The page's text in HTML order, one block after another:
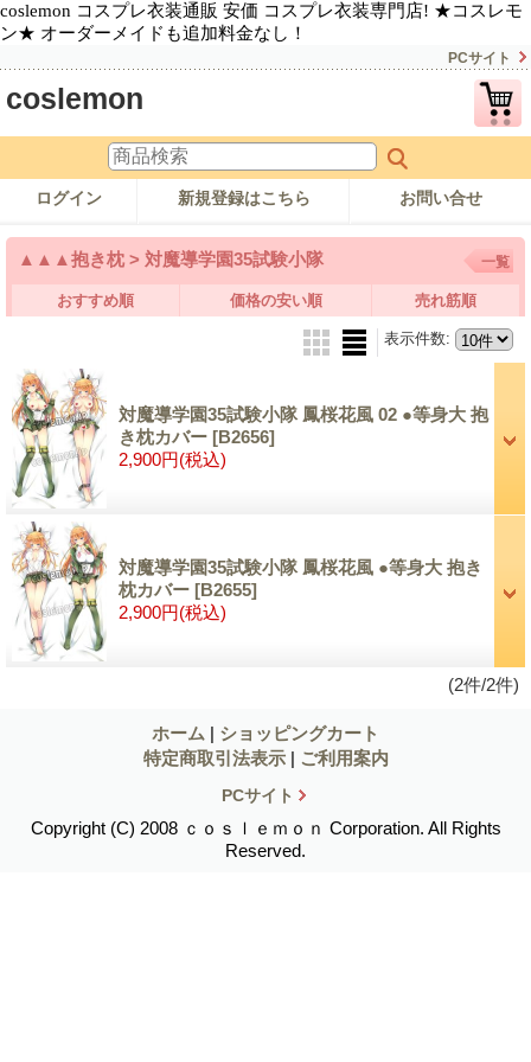
coslemon コスプレ衣装通販 安価 コスプレ衣装専門店! ★コスレモ
ン★ オーダーメイドも追加料金なし！
PCサイト
coslemon
ログイン 新規登録はこちら お問い合せ
▲▲▲抱き枕 > 対魔導学園35試験小隊 一覧
おすすめ順 価格の安い順 売れ筋順
表示件数:
対魔導学園35試験小隊 鳳桜花風 02 ●等身大 抱
き枕カバー [B2656]
2,900円(税込)
対魔導学園35試験小隊 鳳桜花風 ●等身大 抱き
枕カバー [B2655]
2,900円(税込)
(2件/2件)
ホーム | ショッピングカート
特定商取引法表示 | ご利用案内
PCサイト
Copyright (C) 2008 ｃｏｓｌｅｍｏｎ Corporation. All Rights
Reserved.